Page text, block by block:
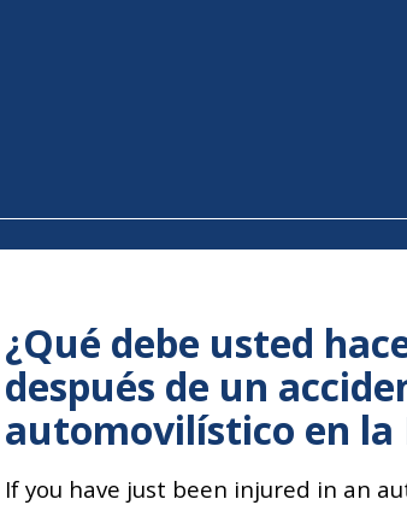
¿Qué debe usted
después de un
automovilístico en la
If you have just been injured in an